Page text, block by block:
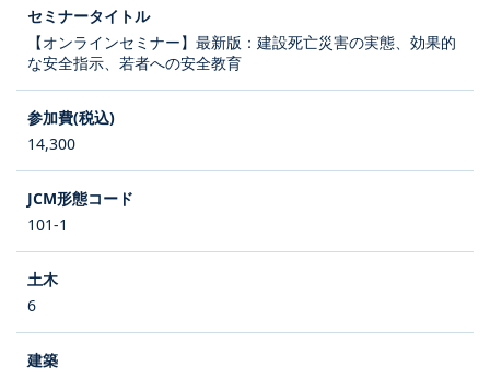
【オンラインセミナー】最新版：建設死亡災害の実態、効果的
な安全指示、若者への安全教育
14,300
101-1
6